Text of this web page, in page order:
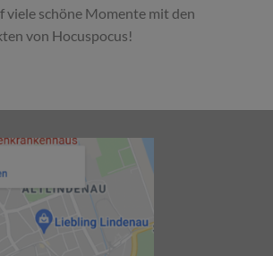
viele schöne Momente mit den
von Hocuspocus!